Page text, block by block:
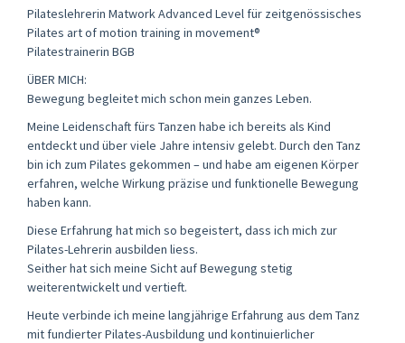
Pilateslehrerin Matwork Advanced Level für zeitgenössisches
Pilates art of motion training in movement®
Pilatestrainerin BGB
ÜBER MICH:
Bewegung begleitet mich schon mein ganzes Leben.
Meine Leidenschaft fürs Tanzen habe ich bereits als Kind
entdeckt und über viele Jahre intensiv gelebt. Durch den Tanz
bin ich zum Pilates gekommen – und habe am eigenen Körper
erfahren, welche Wirkung präzise und funktionelle Bewegung
haben kann.
Diese Erfahrung hat mich so begeistert, dass ich mich zur
Pilates-Lehrerin ausbilden liess.
Seither hat sich meine Sicht auf Bewegung stetig
weiterentwickelt und vertieft.
Heute verbinde ich meine langjährige Erfahrung aus dem Tanz
mit fundierter Pilates-Ausbildung und kontinuierlicher